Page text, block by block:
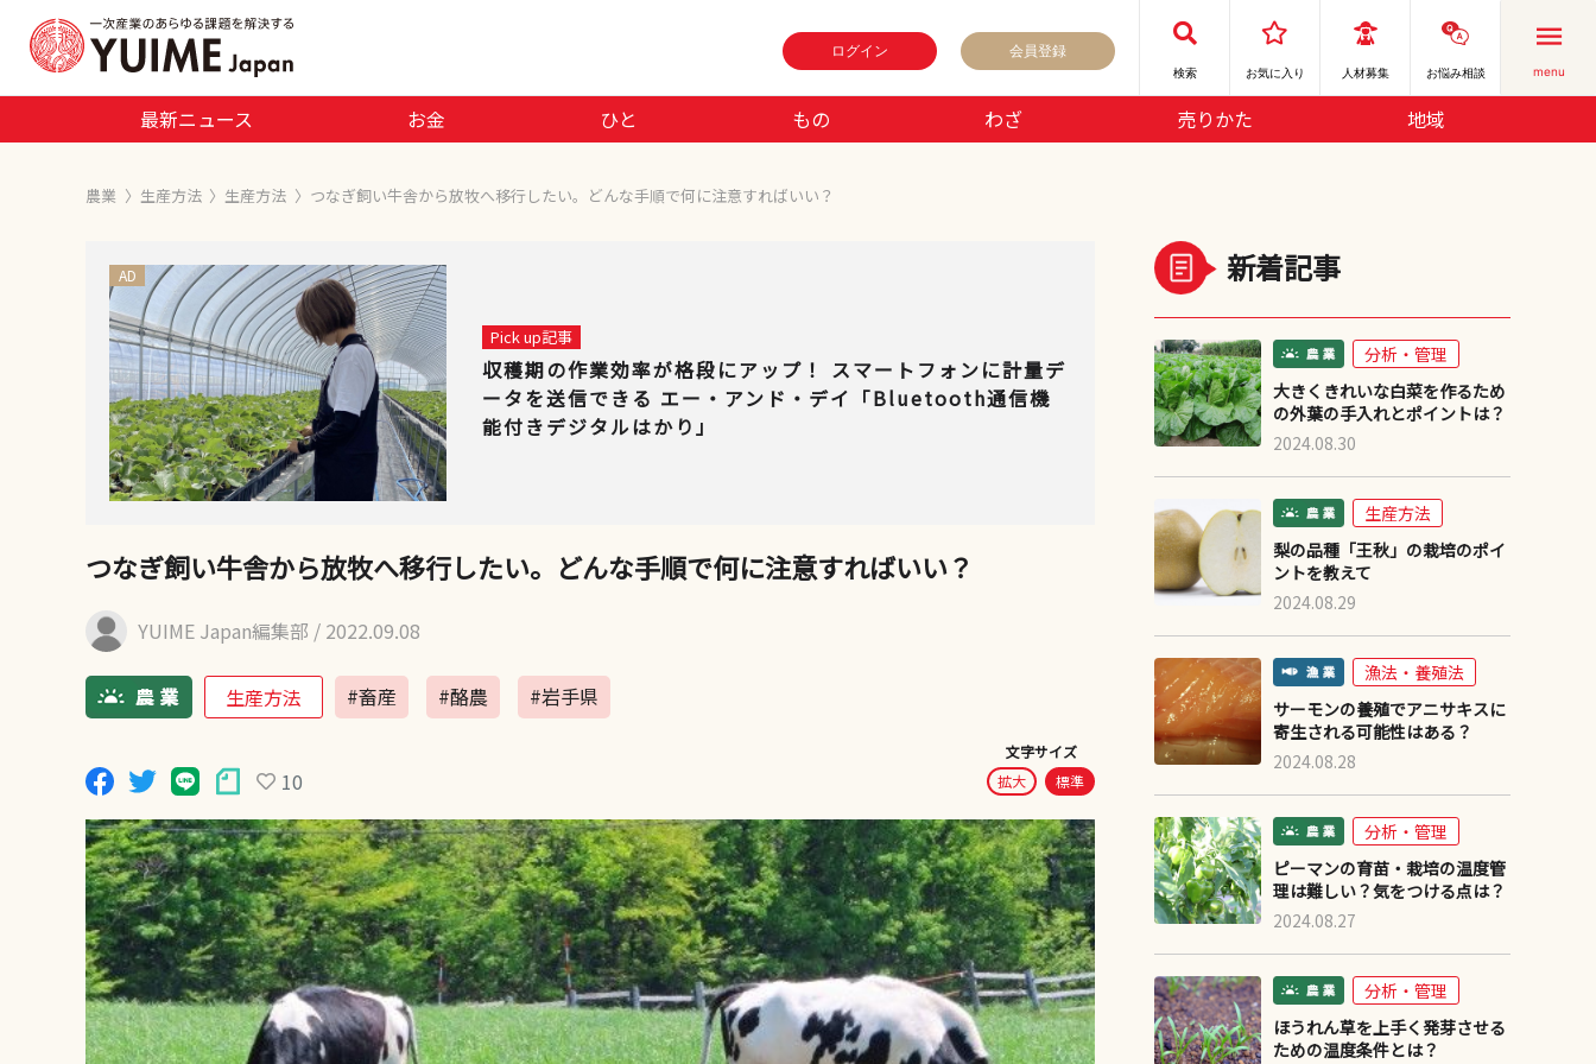
ログイン 会員登録
検索 お気に⼊り 人材募集 お悩み相談 menu
最新ニュース お金 ひと もの わざ 売りかた 地域
農業 〉 生産方法 〉 生産方法 〉 つなぎ飼い牛舎から放牧へ移行したい。どんな手順で何に注意すればいい？
AD
Pick up記事
収穫期の作業効率が格段にアップ！ スマートフォンに計量デ
ータを送信できる エー・アンド・デイ「Bluetooth通信機
能付きデジタルはかり」
つなぎ飼い牛舎から放牧へ移行したい。どんな手順で何に注意すればいい？
YUIME Japan編集部 / 2022.09.08
生産方法 #畜産 #酪農 #岩手県
10
文字サイズ
拡大
標準
新着記事
分析・管理
大きくきれいな白菜を作るため
の外葉の手入れとポイントは？
2024.08.30
生産方法
梨の品種「王秋」の栽培のポイ
ントを教えて
2024.08.29
漁法・養殖法
サーモンの養殖でアニサキスに
寄生される可能性はある？
2024.08.28
分析・管理
ピーマンの育苗・栽培の温度管
理は難しい？気をつける点は？
2024.08.27
分析・管理
ほうれん草を上手く発芽させる
ための温度条件とは？